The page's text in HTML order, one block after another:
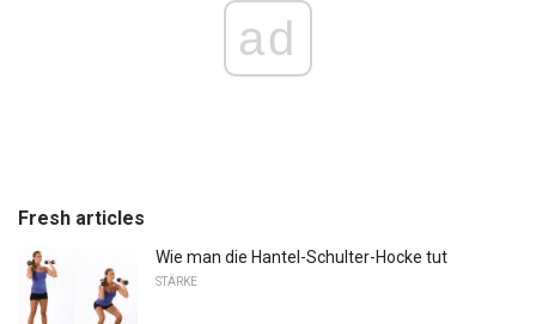
ad
Fresh articles
Wie man die Hantel-Schulter-Hocke tut
STÄRKE